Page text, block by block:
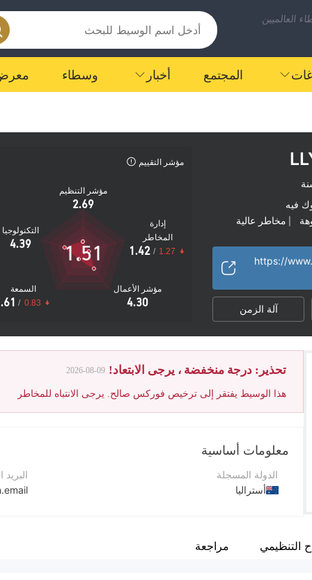
العالميين
المجتمع أخبار وسطاء
فيه
مخاطر عالية
https://
آلة الزمن
مؤشر التقييم
مؤشر التنظيم
2.69
التكنولوجيا
4.39
السمعة
/ 0.83
مؤشر الأعمال
4.30
إدارة
المخاطر
1.42 / 1.27
1.51
تحذير: درجة منخفضة ، يرجى الابتعاد! 2026-08-09
هذا الوسيط يفتقر إلى ترخيص فوركس صالح. يرجى الانتباه للمخاطر
معلومات أساسية
الدولة المسجلة
أستراليا
اسم الشركة
البريد
التنظيمي مراجعة